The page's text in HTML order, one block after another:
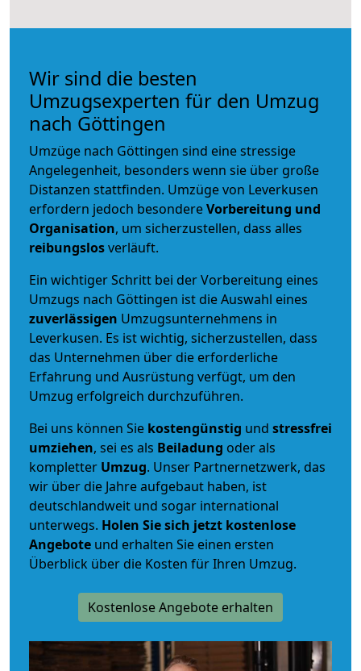
Wir sind die besten
Umzugsexperten für den Umzug
nach Göttingen
Umzüge nach Göttingen sind eine stressige
Angelegenheit, besonders wenn sie über große
Distanzen stattfinden. Umzüge von Leverkusen
erfordern jedoch besondereVorbereitung und
Organisation, um sicherzustellen, dass alles
reibungslosverläuft.
Ein wichtiger Schritt bei der Vorbereitung eines
Umzugs nach Göttingen ist die Auswahl eines
zuverlässigen Umzugsunternehmens in
Leverkusen. Es ist wichtig, sicherzustellen, dass
das Unternehmen über die erforderliche
Erfahrung und Ausrüstung verfügt, um den
Umzug erfolgreich durchzuführen.
Bei uns können Sie kostengünstig und stressfrei
umziehen, sei es als Beiladung oder als
kompletter Umzug. Unser Partnernetzwerk, das
wir über die Jahre aufgebaut haben, ist
deutschlandweit und sogar international
unterwegs. Holen Sie sich jetzt kostenlose
Angebote und erhalten Sie einen ersten
Überblick über die Kosten für Ihren Umzug.
Kostenlose Angebote erhalten